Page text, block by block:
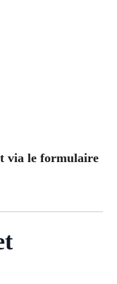
via le formulaire